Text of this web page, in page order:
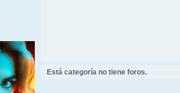
Está categoría no tiene foros.